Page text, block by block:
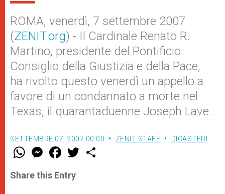
ROMA, venerdì, 7 settembre 2007
(ZENIT.org).- Il Cardinale Renato R.
Martino, presidente del Pontificio
Consiglio della Giustizia e della Pace,
ha rivolto questo venerdì un appello a
favore di un condannato a morte nel
Texas, il quarantaduenne Joseph Lave.
SETTEMBRE 07, 2007 00:00 ZENIT STAFF DICASTERI
W
t
s
M
e
s
e
F
a
e
b
w
Share this Entry